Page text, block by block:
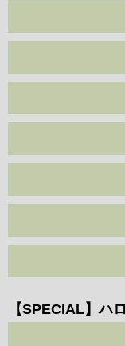
【SPECIAL】ハ